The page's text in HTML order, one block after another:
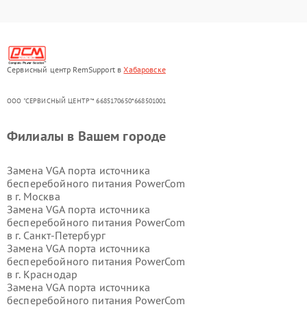
Сервисный центр RemSupport вХабаровске
ООО "СЕРВИСНЫЙ ЦЕНТР"* 6685170650*668501001
Филиалы в Вашем городе
Замена VGA порта источника
бесперебойного питания PowerCom
в г. Москва
Замена VGA порта источника
бесперебойного питания PowerCom
в г. Санкт-Петербург
Замена VGA порта источника
бесперебойного питания PowerCom
в г. Краснодар
Замена VGA порта источника
бесперебойного питания PowerCom